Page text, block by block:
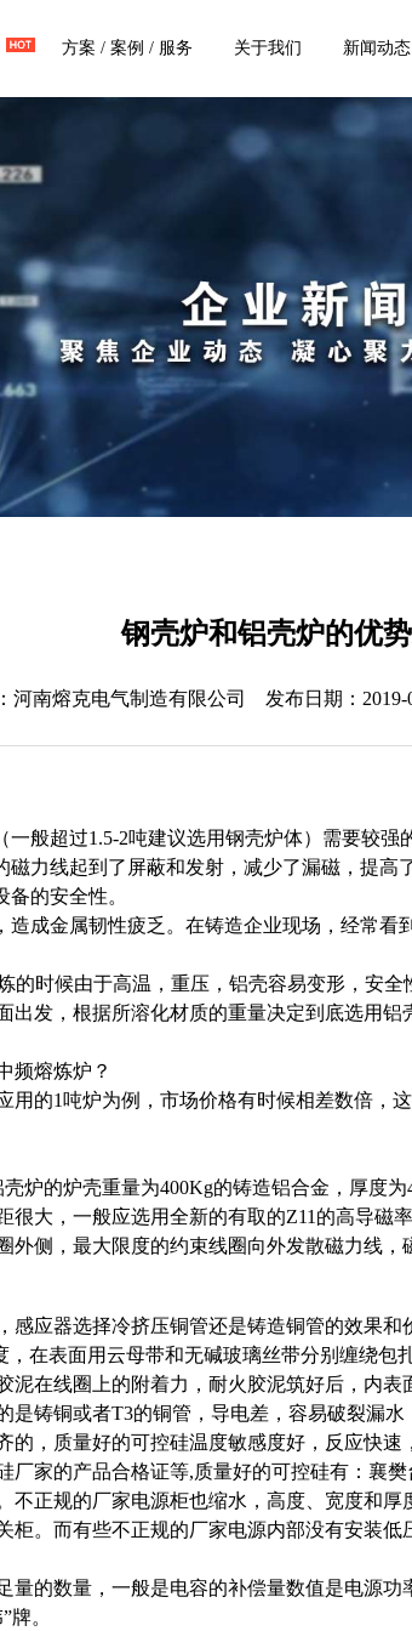
钢壳中频熔炼炉由中频电源柜，补偿
组，钢壳炉体、磁轭...
0.75吨钢
偿电容器
壳中频熔炼炉
中频熔炼炉由中频电源柜，补偿
组，钢壳炉体、磁轭及...
3吨钢壳
3吨钢壳
电容器组
方案 / 案例 / 服务
炉体改造、线圈、配件等解决方案
点此直接连接客服咨询
案例中
关于我们 新闻动态
钢壳炉和铝壳炉的优
河南熔克电气制造有限公司 发布日期：
般超过1.5-2吨建议选用钢壳炉体）需要较
磁力线起到了屏蔽和发射，减少了漏磁，提高
的安全性。
成金属韧性疲乏。在铸造企业现场，经常
时候由于高温，重压，铝壳容易变形，安全
出发，根据所溶化材质的重量决定到底选用
频熔炼炉？
用的1吨炉为例，市场价格有时候相差数倍
炉的炉壳重量为400Kg的铸造铝合金，厚度
大，一般应选用全新的有取的Z11的高导磁
侧，最大限度的约束线圈向外发散磁力线
应器选择冷挤压铜管还是铸造铜管的效果
在表面用云母带和无碱玻璃丝带分别缠绕
泥在线圈上的附着力，耐火胶泥筑好后，内
是铸铜或者T3的铜管，导电差，容易破裂漏水
，质量好的可控硅温度敏感度好，反应快
家的产品合格证等,质量好的可控硅有：襄
不正规的厂家电源柜也缩水，高度、宽度和
。而有些不正规的厂家电源内部没有安装
的数量，一般是电容的补偿量数值是电源
。